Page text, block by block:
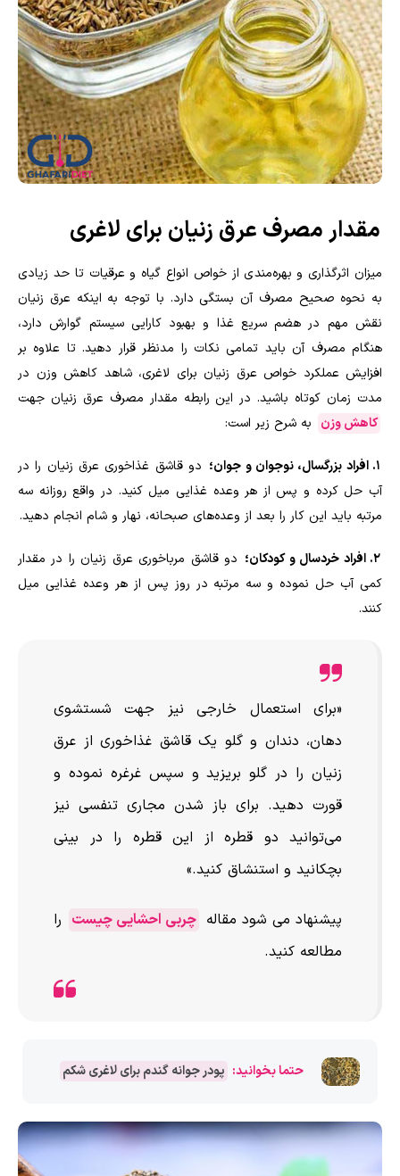
مقدار مصرف عرق زنیان برای لاغری
میزان اثرگذاری و بهره‌مندی از خواص انواع گیاه و عرقیات تا حد زیادی
به نحوه صحیح مصرف آن بستگی دارد. با توجه به اینکه عرق زنیان
نقش مهم در هضم سریع غذا و بهبود کارایی سیستم گوارش دارد،
هنگام مصرف آن باید تمامی نکات را مدنظر قرار دهید. تا علاوه بر
افزایش عملکرد خواص عرق زنیان برای لاغری، شاهد کاهش وزن در
مدت زمان کوتاه باشید. در این رابطه مقدار مصرف عرق زنیان جهت
کاهش وزن به شرح زیر است:
1. افراد بزرگسال، نوجوان و جوان؛
دو قاشق غذاخوری عرق زنیان را در
آب حل کرده و پس از هر وعده غذایی میل کنید. در واقع روزانه سه
مرتبه باید این کار را بعد از وعده‌های صبحانه، نهار و شام انجام دهید.
2. افراد خردسال و کودکان؛
دو قاشق مرباخوری عرق زنیان را در مقدار
کمی آب حل نموده و سه مرتبه در روز پس از هر وعده غذایی میل
کنند.
«برای استعمال خارجی نیز جهت شستشوی
دهان، دندان و گلو یک قاشق غذاخوری از عرق
زنیان را در گلو بریزید و سپس غرغره نموده و
قورت دهید. برای باز شدن مجاری تنفسی نیز
می‌توانید دو قطره از این قطره را در بینی
بچکانید و استنشاق کنید.»
پیشنهاد می شود مقاله چربی احشایی چیست را
مطالعه کنید.
حتما بخوانید: پودر جوانه گندم برای لاغری شکم